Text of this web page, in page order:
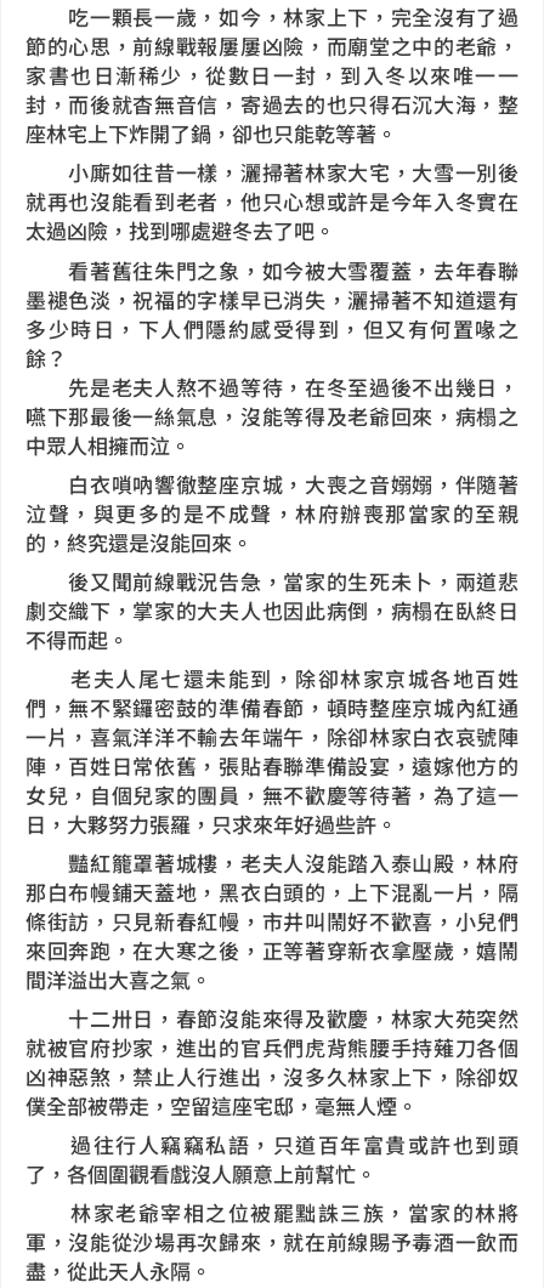
吃一顆長一歲，如今，林家上下，完全沒有了過
節的心思，前線戰報屢屢凶險，而廟堂之中的老爺，
家書也日漸稀少，從數日一封，到入冬以來唯一一
封，而後就杳無音信，寄過去的也只得石沉大海，整
座林宅上下炸開了鍋，卻也只能乾等著。
小廝如往昔一樣，灑掃著林家大宅，大雪一別後
就再也沒能看到老者，他只心想或許是今年入冬實在
太過凶險，找到哪處避冬去了吧。
看著舊往朱門之象，如今被大雪覆蓋，去年春聯
墨褪色淡，祝福的字樣早已消失，灑掃著不知道還有
多少時日，下人們隱約感受得到，但又有何置喙之
餘？
先是老夫人熬不過等待，在冬至過後不出幾日，
嚥下那最後一絲氣息，沒能等得及老爺回來，病榻之
中眾人相擁而泣。
白衣嗩吶響徹整座京城，大喪之音嫋嫋，伴隨著
泣聲，與更多的是不成聲，林府辦喪那當家的至親
的，終究還是沒能回來。
後又聞前線戰況告急，當家的生死未卜，兩道悲
劇交織下，掌家的大夫人也因此病倒，病榻在臥終日
不得而起。
老夫人尾七還未能到，除卻林家京城各地百姓
們，無不緊鑼密鼓的準備春節，頓時整座京城內紅通
一片，喜氣洋洋不輸去年端午，除卻林家白衣哀號陣
陣，百姓日常依舊，張貼春聯準備設宴，遠嫁他方的
女兒，自個兒家的團員，無不歡慶等待著，為了這一
日，大夥努力張羅，只求來年好過些許。
豔紅籠罩著城樓，老夫人沒能踏入泰山殿，林府
那白布幔鋪天蓋地，黑衣白頭的，上下混亂一片，隔
條街訪，只見新春紅幔，市井叫鬧好不歡喜，小兒們
來回奔跑，在大寒之後，正等著穿新衣拿壓歲，嬉鬧
間洋溢出大喜之氣。
十二卅日，春節沒能來得及歡慶，林家大苑突然
就被官府抄家，進出的官兵們虎背熊腰手持薙刀各個
凶神惡煞，禁止人行進出，沒多久林家上下，除卻奴
僕全部被帶走，空留這座宅邸，毫無人煙。
過往行人竊竊私語，只道百年富貴或許也到頭
了，各個圍觀看戲沒人願意上前幫忙。
林家老爺宰相之位被罷黜誅三族，當家的林將
軍，沒能從沙場再次歸來，就在前線賜予毒酒一飲而
盡，從此天人永隔。